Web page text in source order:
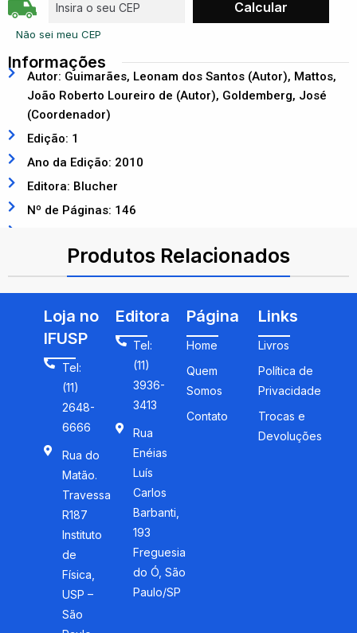
Não sei meu CEP
Informações
Autor: Guimarães, Leonam dos Santos (Autor), Mattos,
João Roberto Loureiro de (Autor), Goldemberg, José
(Coordenador)
Edição: 1
Ano da Edição: 2010
Editora: Blucher
Nº de Páginas: 146
Produtos Relacionados
Loja no
IFUSP
Tel:
(11)
2648-
6666
Rua do
Matão.
Travessa
R187
Instituto
de
Física,
USP –
São
Editora
Tel:
(11)
3936-
3413
Rua
Enéias
Luís
Carlos
Barbanti,
193
Freguesia
do Ó, São
Paulo/SP
Página
Home
Quem
Somos
Contato
Links
Livros
Política de
Privacidade
Trocas e
Devoluções